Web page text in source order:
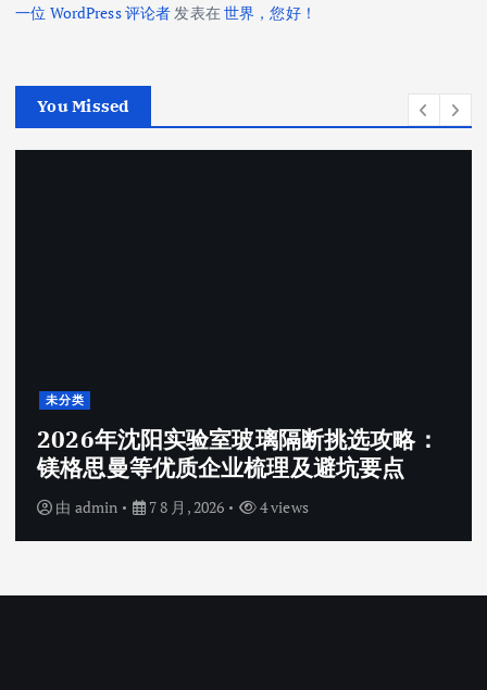
一位 WordPress 评论者发表在世界，您好！
You Missed
未分类
2026年沈阳实验室玻璃隔断挑选攻略：
镁格思曼等优质企业梳理及避坑要点
由 admin 7 8 月, 2026 4 views